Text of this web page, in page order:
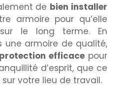
de bien installer
armoire pour qu’elle
le long terme. En
une armoire de qualité,
protection efficace pour
d’esprit, que ce
votre lieu de travail.